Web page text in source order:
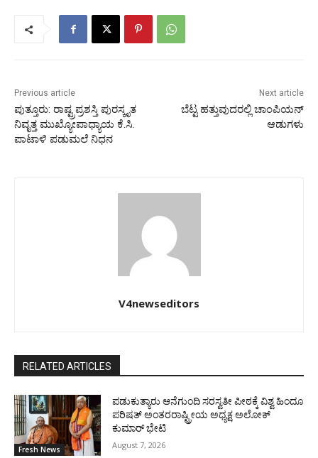
Previous article
ಪುತ್ತೂರು: ರಾಷ್ಟ್ರಪ್ರಶಸ್ತಿ ಪುರಸ್ಕೃತ
ನಿವೃತ್ತ ಮುಖ್ಯೋಪಾಧ್ಯಾಯ ಕೆ.ಸಿ.
ಪಾಟಾಳಿ ಪಡುಮಲೆ ನಿಧನ
Next article
ಬೆಟ್ಟ ಹತ್ತುವುದರಲ್ಲಿ ಚಾಂಪಿಯನ್
ಆಡುಗಳು
V4newseditors
RELATED ARTICLES
Fresh News
ಪಡುಕುತ್ಯಾರು ಆನೆಗುಂದಿ ಸರಸ್ವತೀ ಪೀಠಕ್ಕೆ ವಿಶ್ವ ಹಿಂದೂ
ಪರಿಷತ್ ಅಂತರರಾಷ್ಟ್ರೀಯ ಅಧ್ಯಕ್ಷ ಅಲೋಕ್
ಕುಮಾರ್ ಭೇಟಿ
August 7, 2026